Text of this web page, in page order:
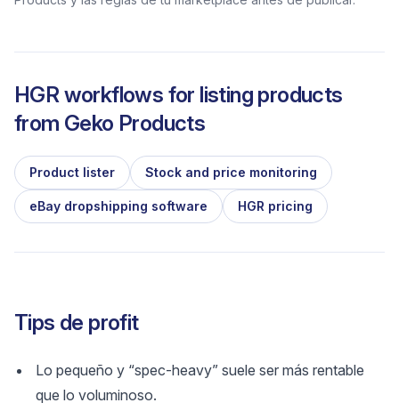
HGR workflows for listing products
from Geko Products
Product lister Stock and price monitoring
eBay dropshipping software HGR pricing
Tips de profit
Lo pequeño y “spec-heavy” suele ser más rentable
que lo voluminoso.